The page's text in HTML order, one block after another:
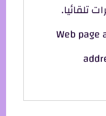
تلقائيا.
Web